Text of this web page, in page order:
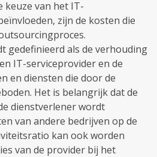
keuze van het IT-
zijn de kosten die
gedefinieerd als de verhouding
IT-serviceprovider en de
en diensten die door de
Het is belangrijk dat de
dienstverlener wordt
van andere bedrijven op de
kan ook worden
van de provider bij het